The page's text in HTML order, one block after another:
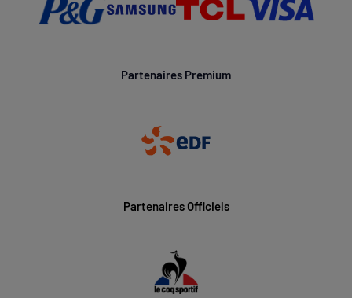
Partenaires Premium
Partenaires Officiels